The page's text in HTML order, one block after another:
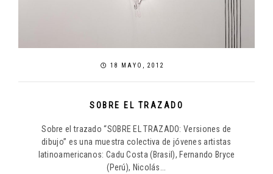
18 MAYO, 2012
SOBRE EL TRAZADO
Sobre el trazado “SOBRE EL TRAZADO: Versiones de
dibujo” es una muestra colectiva de jóvenes artistas
latinoamericanos: Cadu Costa (Brasil), Fernando Bryce
(Perú), Nicolás...